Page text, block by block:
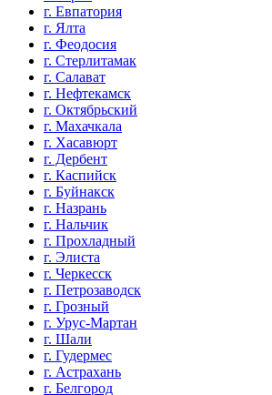
г. Евпатория
г. Ялта
г. Феодосия
г. Стерлитамак
г. Салават
г. Нефтекамск
г. Октябрьский
г. Махачкала
г. Хасавюрт
г. Дербент
г. Каспийск
г. Буйнакск
г. Назрань
г. Нальчик
г. Прохладный
г. Элиста
г. Черкесск
г. Петрозаводск
г. Грозный
г. Урус-Мартан
г. Шали
г. Гудермес
г. Астрахань
г. Белгород